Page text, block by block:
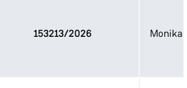
153213/2026 Monika